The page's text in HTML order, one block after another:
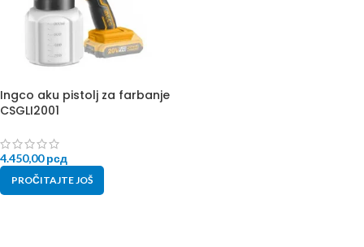
Ingco aku pistolj za farbanje
CSGLI2001
4.450,00рсд
PROČITAJTE JOŠ